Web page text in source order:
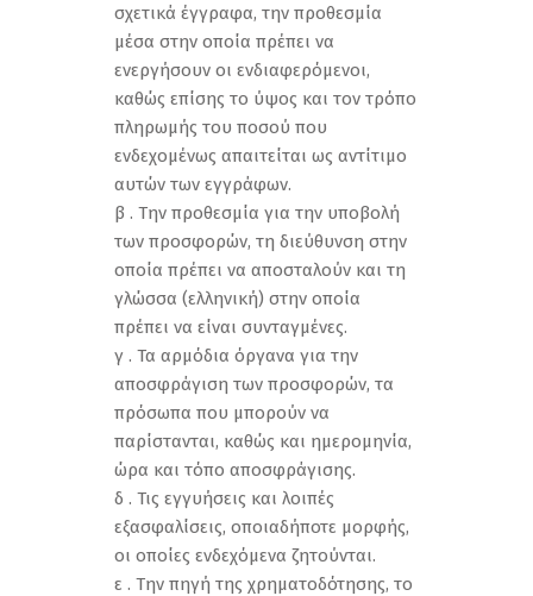
σχετικά έγγραφα, την προθεσμία
μέσα στην οποία πρέπει να
ενεργήσουν οι ενδιαφερόμενοι,
καθώς επίσης το ύψος και τον τρόπο
πληρωμής του ποσού που
ενδεχομένως απαιτείται ως αντίτιμο
αυτών των εγγράφων.
β . Την προθεσμία για την υποβολή
των προσφορών, τη διεύθυνση στην
οποία πρέπει να αποσταλούν και τη
γλώσσα (ελληνική) στην οποία
πρέπει να είναι συνταγμένες.
γ . Τα αρμόδια όργανα για την
αποσφράγιση των προσφορών, τα
πρόσωπα που μπορούν να
παρίστανται, καθώς και ημερομηνία,
ώρα και τόπο αποσφράγισης.
δ . Τις εγγυήσεις και λοιπές
εξασφαλίσεις, οποιαδήποτε μορφής,
οι οποίες ενδεχόμενα ζητούνται.
ε . Την πηγή της χρηματοδότησης, το